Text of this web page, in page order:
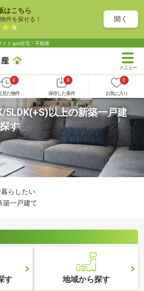
はこちら
件を探せる！ 開く
イト goo住宅・不動産
0
見た物件
0
保存した条件
0
お気に入り
5LDK(+S)以上の新築一戸建
す
らしたい
築一戸建て
す 地域から探す